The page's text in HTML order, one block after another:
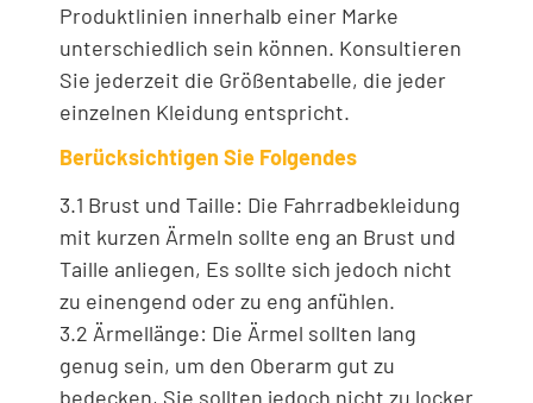
Produktlinien innerhalb einer Marke
unterschiedlich sein können. Konsultieren
Sie jederzeit die Größentabelle, die jeder
einzelnen Kleidung entspricht.
Berücksichtigen Sie Folgendes
3.1 Brust und Taille: Die Fahrradbekleidung
mit kurzen Ärmeln sollte eng an Brust und
Taille anliegen, Es sollte sich jedoch nicht
zu einengend oder zu eng anfühlen.
3.2 Ärmellänge: Die Ärmel sollten lang
genug sein, um den Oberarm gut zu
bedecken, Sie sollten jedoch nicht zu locker